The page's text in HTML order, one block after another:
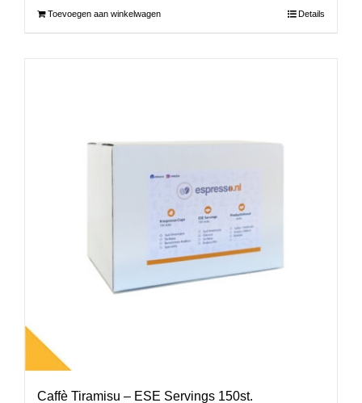
Toevoegen aan winkelwagen Details
Caffè Tiramisu – ESE Servings 150st.